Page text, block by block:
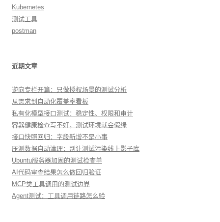
Kubernetes
测试工具
postman
近期文章
逆向专栏开篇：只做授权场景的测试分析
从需求到自动化覆盖率看板
私有化模型接口测试：稳定性、权限和审计
容器健康检查写不好，测试环境就会假绿
接口快照回归：字段新增不是小事
压测数据自动清理：别让测试污染线上影子库
Ubuntu服务器加固的测试检查单
AI代码审查结果怎么做回归验证
MCP类工具调用的测试边界
Agent测试：工具调用链路怎么验